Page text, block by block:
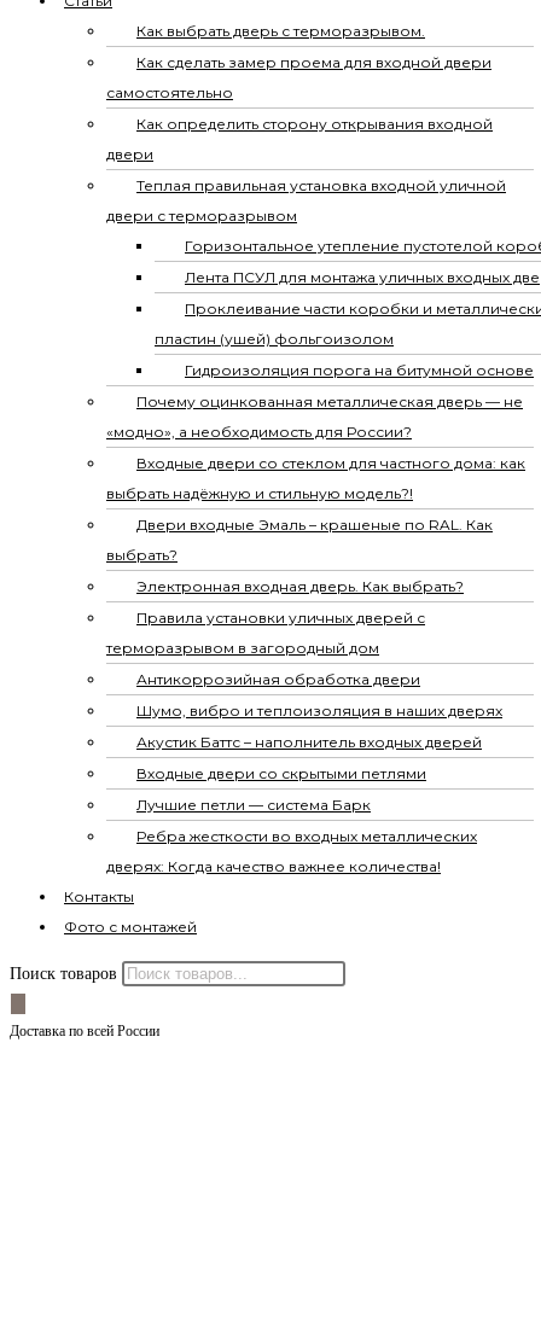
Как выбрать дверь с терморазрывом.
Как сделать замер проема для входной двери
самостоятельно
Как определить сторону открывания входной
двери
Теплая правильная установка входной уличной
двери с терморазрывом
Горизонтальное утепление пустотелой
Лента ПСУЛ для монтажа уличных входных
Проклеивание части коробки и
пластин (ушей) фольгоизолом
Гидроизоляция порога на битумной основе
Почему оцинкованная металлическая дверь — не
«модно», а необходимость для России?
Входные двери со стеклом для частного дома: как
выбрать надёжную и стильную модель?!
Двери входные Эмаль – крашеные по RAL. Как
выбрать?
Электронная входная дверь. Как выбрать?
Правила установки уличных дверей с
терморазрывом в загородный дом
Антикоррозийная обработка двери
Шумо, вибро и теплоизоляция в наших дверях
Акустик Баттс – наполнитель входных дверей
Входные двери со скрытыми петлями
Лучшие петли — система Барк
Ребра жесткости во входных металлических
дверях: Когда качество важнее количества!
Контакты
Фото с монтажей
Поиск товаров
Доставка по всей России